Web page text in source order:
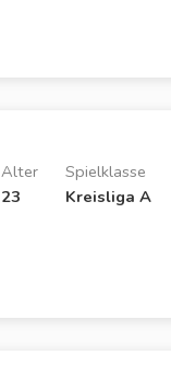
Spielklasse
Kreisliga A
Alter
23